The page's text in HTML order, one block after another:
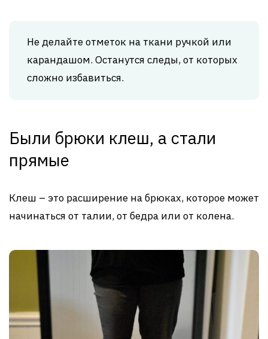
Не делайте отметок на ткани ручкой или
карандашом. Останутся следы, от которых
сложно избавиться.
Были брюки клеш, а стали
прямые
Клеш – это расширение на брюках, которое может
начинаться от талии, от бедра или от колена.